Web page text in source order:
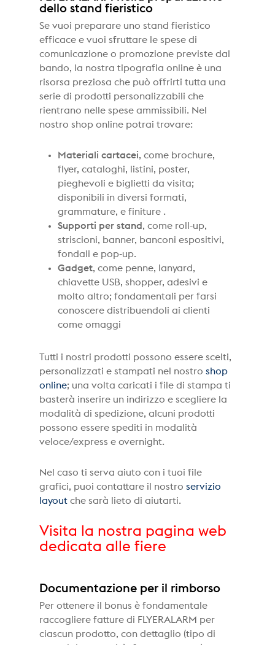
dello stand fieristico
Se vuoi preparare uno stand fieristico
efficace e vuoi sfruttare le spese di
comunicazione o promozione previste dal
bando, la nostra tipografia online è una
risorsa preziosa che può offrirti tutta una
serie di prodotti personalizzabili che
rientrano nelle spese ammissibili. Nel
nostro shop online potrai trovare:
Materiali cartacei, come brochure,
flyer, cataloghi, listini, poster,
pieghevoli e biglietti da visita;
disponibili in diversi formati,
grammature, e finiture .
Supporti per stand, come roll-up,
striscioni, banner, banconi espositivi,
fondali e pop-up.
Gadget, come penne, lanyard,
chiavette USB, shopper, adesivi e
molto altro; fondamentali per farsi
conoscere distribuendoli ai clienti
come omaggi
Tutti i nostri prodotti possono essere scelti,
personalizzati e stampati nel nostroshop
online; una volta caricati i file di stampa ti
basterà inserire un indirizzo e scegliere la
modalità di spedizione, alcuni prodotti
possono essere spediti in modalità
veloce/express e overnight.
Nel caso ti serva aiuto con i tuoi file
grafici, puoi contattare il nostroservizio
layout che sarà lieto di aiutarti.
Visita la nostra pagina web
dedicata alle fiere
Documentazione per il rimborso
Per ottenere il bonus è fondamentale
raccogliere fatture di FLYERALARM per
ciascun prodotto, con dettaglio (tipo di